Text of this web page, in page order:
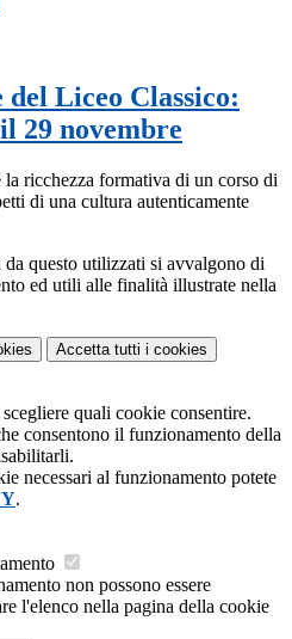
Liceo Classico:
29 novembre
ricchezza formativa di un corso di
di una cultura autenticamente
questo utilizzati si avvalgono di
ed utili alle finalità illustrate nella
Accetta tutti i cookies
quali cookie consentire.
consentono il funzionamento della
necessari al funzionamento potete
.
non possono essere
l'elenco nella pagina della cookie